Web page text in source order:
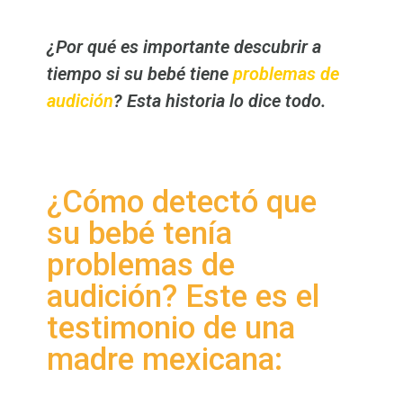
¿Por qué es importante descubrir a
tiempo si su bebé tieneproblemas de
audición? Esta historia lo dice todo.
¿Cómo detectó que
su bebé tenía
problemas de
audición? Este es el
testimonio de una
madre mexicana: